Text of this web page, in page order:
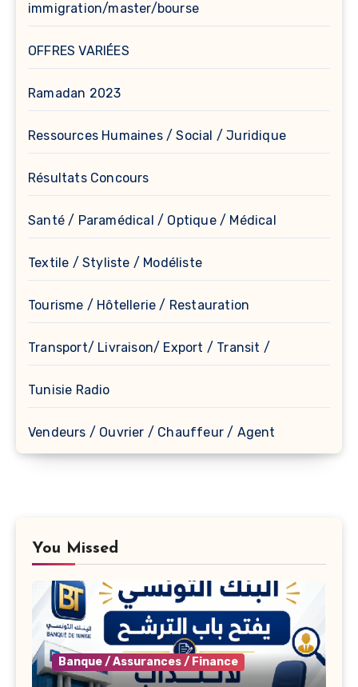
immigration/master/bourse
OFFRES VARIÉES
Ramadan 2023
Ressources Humaines / Social / Juridique
Résultats Concours
Santé / Paramédical / Optique / Médical
Textile / Styliste / Modéliste
Tourisme / Hôtellerie / Restauration
Transport/ Livraison/ Export / Transit /
Tunisie Radio
Vendeurs / Ouvrier / Chauffeur / Agent
You Missed
Banque / Assurances / Finance